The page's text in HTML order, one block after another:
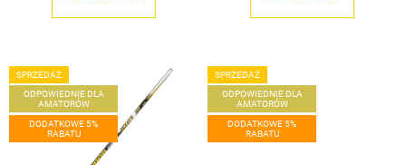
SPRZEDAŻ
ODPOWIEDNIE DLA
AMATORÓW
DODATKOWE 5%
RABATU
SPRZEDAŻ
ODPOWIEDNIE DLA
AMATORÓW
DODATKOWE 5%
RABATU